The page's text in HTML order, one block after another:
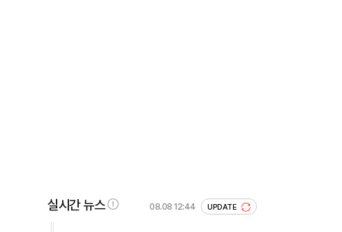
실시간 뉴스 08.08 12:44 UPDATE